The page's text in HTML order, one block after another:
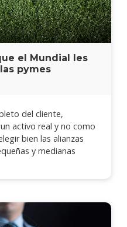
el Mundial les
pymes
del cliente,
activo real y no como
bien las alianzas
y medianas